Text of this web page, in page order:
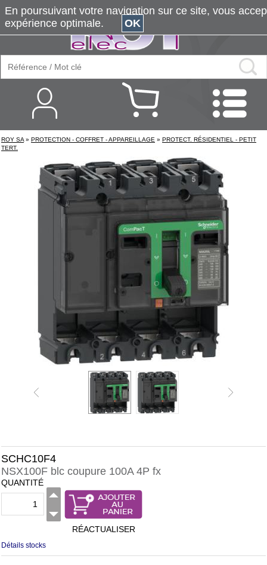
ROY SA » PROTECTION - COFFRET - APPAREILLAGE » PROTECT. RÉSIDENTIEL - PETIT
TERT.
SCHC10F4
NSX100F blc coupure 100A 4P fx
QUANTITÉ
RÉACTUALISER
Détails stocks
En poursuivant votre navigation sur ce site, vous
expérience optimale.
OK